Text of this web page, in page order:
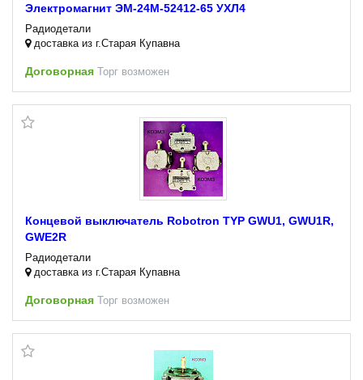
Электромагнит ЭМ-24М-52412-65 УХЛ4
Радиодетали
доставка из г.Старая Купавна
Договорная Торг возможен
Концевой выключатель Robotron TYP GWU1, GWU1R,
GWE2R
Радиодетали
доставка из г.Старая Купавна
Договорная Торг возможен